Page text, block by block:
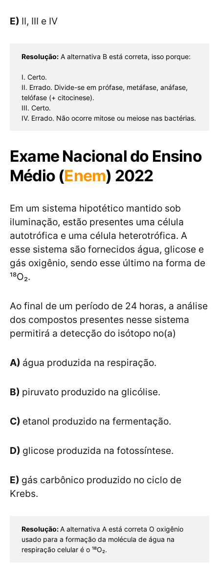
E) II, III e IV
Resolução: A alternativa B está correta, isso porque:
I. Certo.
II. Errado. Divide-se em prófase, metáfase, anáfase,
telófase (+ citocinese).
III. Certo.
IV. Errado. Não ocorre mitose ou meiose nas bactérias.
Exame Nacional do Ensino
Médio (Enem) 2022
Em um sistema hipotético mantido sob
iluminação, estão presentes uma célula
autotrófica e uma célula heterotrófica. A
esse sistema são fornecidos água, glicose e
gás oxigênio, sendo esse último na forma de
¹⁸O₂.
Ao final de um período de 24 horas, a análise
dos compostos presentes nesse sistema
permitirá a detecção do isótopo no(a)
A) água produzida na respiração.
B) piruvato produzido na glicólise.
C) etanol produzido na fermentação.
D) glicose produzida na fotossíntese.
E) gás carbônico produzido no ciclo de
Krebs.
Resolução: A alternativa A está correta O oxigênio
usado para a formação da molécula de água na
respiração celular é o ¹⁸O₂.